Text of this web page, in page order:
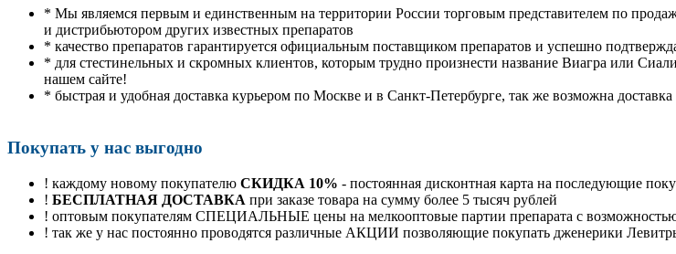
* Мы являемся первым и единственным на территории России торговым представителем по
и дистрибьютором других известных препаратов
* качество препаратов гарантируется официальным поставщиком препаратов и успешно
* для стестинельных и скромных клиентов, которым трудно произнести название Виагра или
нашем сайте!
* быстрая и удобная доставка курьером по Москве и в Санкт-Петербурге, так же возможна
Покупать у нас выгодно
! каждому новому покупателю СКИДКА 10% - постоянная дисконтная карта на последующие
! БЕСПЛАТНАЯ ДОСТАВКА при заказе товара на сумму более 5 тысяч рублей
! оптовым покупателям СПЕЦИАЛЬНЫЕ цены на мелкооптовые партии препарата с возможностью
! так же у нас постоянно проводятся различные АКЦИИ позволяющие покупать дженерики